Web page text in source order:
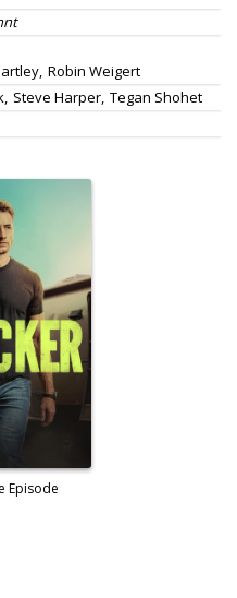
Robin Weigert
Steve Harper, Tegan Shohet
Episode